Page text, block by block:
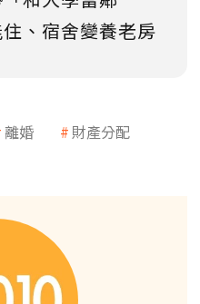
、宿舍變養老房
離婚
財產分配